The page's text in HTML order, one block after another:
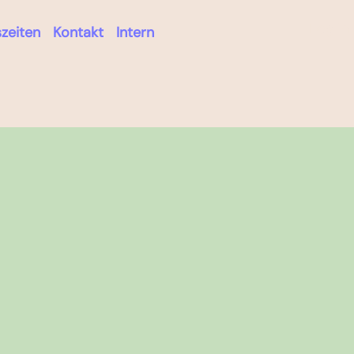
Kontakt Intern